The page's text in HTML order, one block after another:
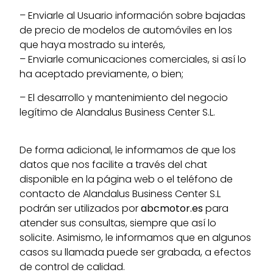
– Enviarle al Usuario información sobre bajadas
de precio de modelos de automóviles en los
que haya mostrado su interés,
– Enviarle comunicaciones comerciales, si así lo
ha aceptado previamente, o bien;
– El desarrollo y mantenimiento del negocio
legítimo de Alandalus Business Center S.L.
De forma adicional, le informamos de que los
datos que nos facilite a través del chat
disponible en la página web o el teléfono de
contacto de Alandalus Business Center S.L
podrán ser utilizados porabcmotor.espara
atender sus consultas, siempre que así lo
solicite. Asimismo, le informamos que en algunos
casos su llamada puede ser grabada, a efectos
de control de calidad.